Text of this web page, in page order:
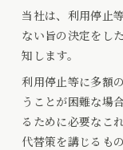
当社は、利用停止
ない旨の決定をし
知します。
利用停止等に多額
うことが困難な場
るために必要なこ
代替策を講じるも